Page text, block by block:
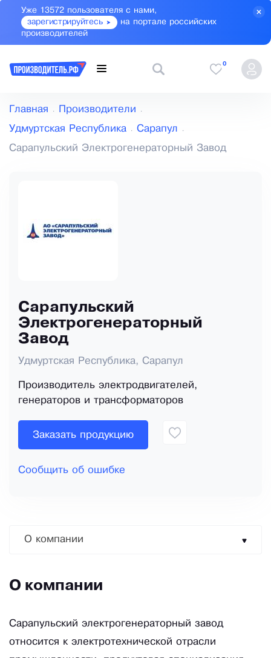
Уже 13572 пользователя с нами,
зарегистрируйтесь
на портале российских
производителей
0
Главная Производители
Удмуртская Республика Сарапул
Сарапульский Электрогенераторный Завод
Сарапульский
Электрогенераторный
Завод
Удмуртская Республика, Сарапул
Производитель электродвигателей,
генераторов и трансформаторов
Заказать продукцию
Сообщить об ошибке
О компании
О компании
Сарапульский электрогенераторный завод
относится к электротехнической отрасли